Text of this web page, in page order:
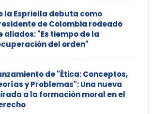
la Espriella debuta como
de Colombia rodeado
aliados: "Es tiempo de la
del orden"
de "Ética: Conceptos,
y Problemas": Una nueva
a la formación moral en el